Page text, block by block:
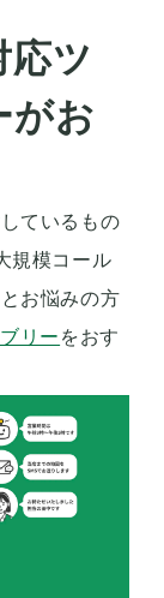
ツ
がお
ているもの
規模コール
お悩みの方
リー をおす